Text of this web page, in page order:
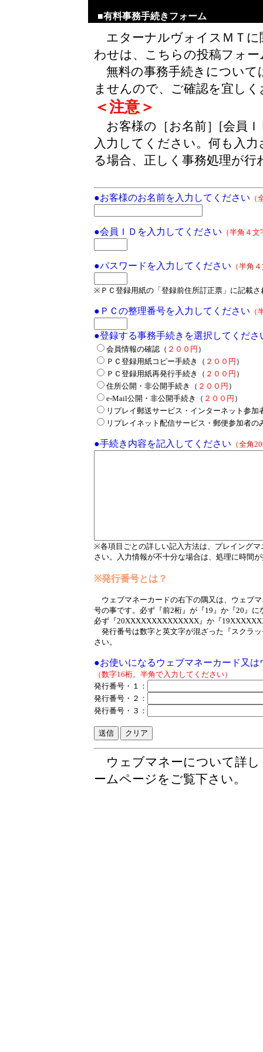
■有料事務手続きフォーム
エターナルヴォイスＭＴに
わせは、こちらの投稿フォ
無料の事務手続きについて
ませんので、ご確認を宜し
＜注意＞
お客様の［お名前］[会員
入力してください。何も入
る場合、正しく事務処理が
●お客様のお名前を入力してください （
●会員ＩＤを入力してください （半角４
●パスワードを入力してください （半角
※ＰＣ登録用紙の「登録前住所訂正票」に記載
●ＰＣの整理番号を入力してください （
●登録する事務手続きを選択してくださ
会員情報の確認（ ２００円 ）
ＰＣ登録用紙コピー手続き（ ２００円 ）
ＰＣ登録用紙再発行手続き（ ２００円 ）
住所公開・非公開手続き（ ２００円 ）
e-Mail公開・非公開手続き（ ２００円 ）
リプレイ郵送サービス・インターネット参加
リプレイネット配信サービス・郵便参加者の
●手続き内容を記入してください （全角
※各項目ごとの詳しい記入方法は、プレイング
さい。入力情報が不十分な場合は、処理に時間
※発行番号とは？
ウェブマネーカードの右下の隅又は、ウェブ
号の事です。必ず『前2桁』が『19』か『20』
必ず『20XXXXXXXXXXXXXX』か『
発行番号は数字と英文字が混ざった『スクラ
さい。
●お使いになるウェブマネーカード又
（数字16桁。半角で入力してください）
発行番号・１：
発行番号・２：
発行番号・３：
ウェブマネーについて詳し
ームページをご覧下さい。